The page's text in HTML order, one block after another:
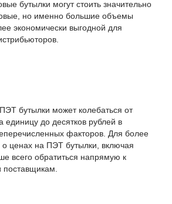
бутылки могут стоить значительно
но именно большие объемы
экономически выгодной для
бутылки может колебаться от
единицу до десятков рублей в
факторов. Для более
ценах на ПЭТ бутылки, включая
всего обратиться напрямую к
поставщикам.